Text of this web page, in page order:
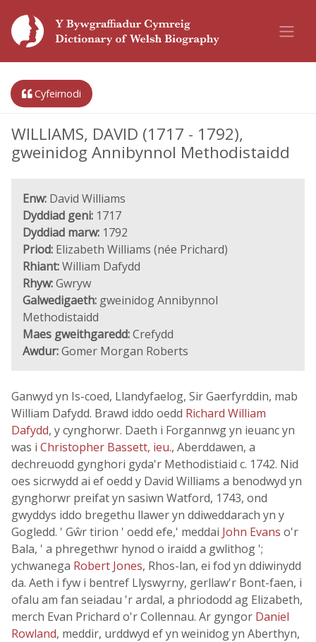
Cyfeirnodi
WILLIAMS, DAVID (1717 - 1792),
gweinidog Annibynnol Methodistaidd
Enw: David Williams
Dyddiad geni: 1717
Dyddiad marw: 1792
Priod: Elizabeth Williams (née Prichard)
Rhiant:William Dafydd
Rhyw:Gwryw
Galwedigaeth: gweinidog Annibynnol
Methodistaidd
Maes gweithgaredd:Crefydd
Awdur:Gomer Morgan Roberts
Ganwyd yn Is-coed, Llandyfaelog, Sir Gaerfyrddin, mab
William Dafydd. Brawd iddo oedd Richard William
Dafydd, y cynghorwr. Daeth i Forgannwg yn ieuanc yn
was i Christopher Bassett, ieu., Aberddawen, a
dechreuodd gynghori gyda'r Methodistiaid c. 1742. Nid
oes sicrwydd ai ef oedd y David Williams a benodwyd yn
gynghorwr preifat yn sasiwn Watford, 1743, ond
gwyddys iddo bregethu llawer yn ddiweddarach yn y
Gogledd. ' Gŵr tirion ' oedd efe,' meddai John Evans o'r
Bala, ' a phregethwr hynod o iraidd a gwlithog ';
ychwanega Robert Jones, Rhos-lan, ei fod yn ddiwinydd
da. Aeth i fyw i bentref Llyswyrny, gerllaw'r Bont-faen, i
ofalu am fan seiadau 'r ardal, a phriododd ag Elizabeth,
merch Evan Prichard o'r Collennau. Ar gyngor Daniel
Rowland, meddir, urddwyd ef yn weinidog yn Aberthyn,